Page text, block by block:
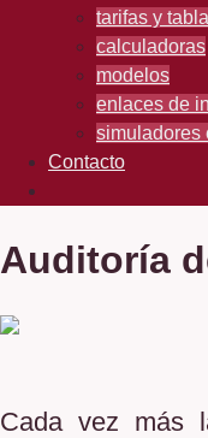
tarifas y
calculadoras
modelos
enlaces de
simuladores
Contacto
Auditoría
Cada vez más